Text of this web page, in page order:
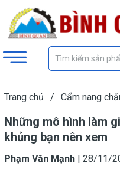
Trang chủ / Cẩm nang
Những mô hình làm
khủng bạn nên xem
Phạm Văn Mạnh | 28/11/